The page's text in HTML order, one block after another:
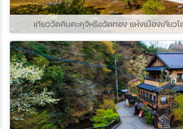
เที่ยววัดคินคะคุจิหรือวัดทอง แห่งเมืองเกียวโ